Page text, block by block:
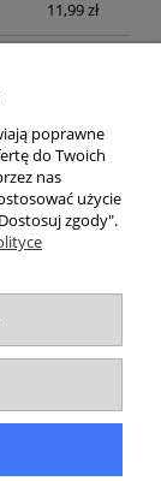
11,99 zł
poprawne
do Twoich
nas
użycie
zgody".